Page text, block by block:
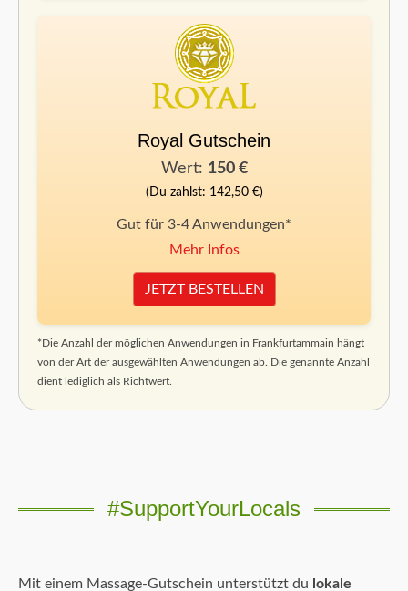
Royal Gutschein
Wert: 150 €
(Du zahlst: 142,50 €)
Gut für 3-4 Anwendungen*
Mehr Infos
JETZT BESTELLEN
*Die Anzahl der möglichen Anwendungen in Frankfurtammain hängt
von der Art der ausgewählten Anwendungen ab. Die genannte Anzahl
dient lediglich als Richtwert.
#SupportYourLocals
Mit einem Massage-Gutschein unterstützt du lokale